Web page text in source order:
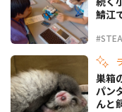
鯖江
巣箱
パン
んと